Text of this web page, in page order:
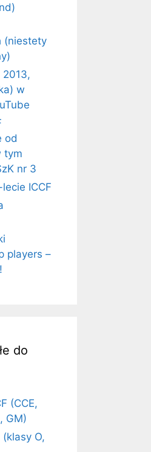
(niestety
2013,
w
od
tym
nr 3
ICCF
players –
do
(CCE,
GM)
O,